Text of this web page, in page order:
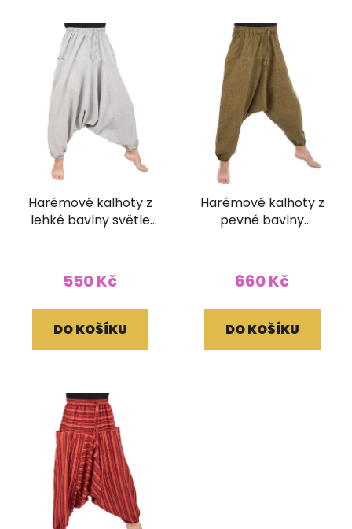
Harémové kalhoty z
lehké bavlny světle
550 Kč
DO KOŠÍKU
Harémové kalhoty z
pevné bavlny
660 Kč
DO KOŠÍKU